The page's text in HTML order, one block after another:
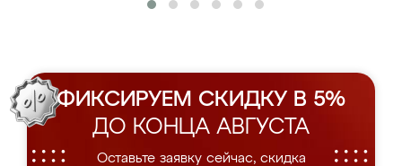
ФИКСИРУЕМ СКИДКУ В 5%
ДО КОНЦА АВГУСТА
Оставьте заявку сейчас, скидка